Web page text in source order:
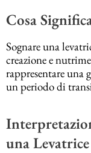
Cosa
Sognare una
creazione e
rappresentare una
un periodo di
una Levatrice